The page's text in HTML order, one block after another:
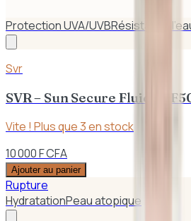
Protection UVA/UVBRésistant à
Svr
SVR – Sun Secure Fluid
Vite ! Plus que3en stock
10 000 F CFA
Ajouter au panier
Rupture
HydratationPeau atopique